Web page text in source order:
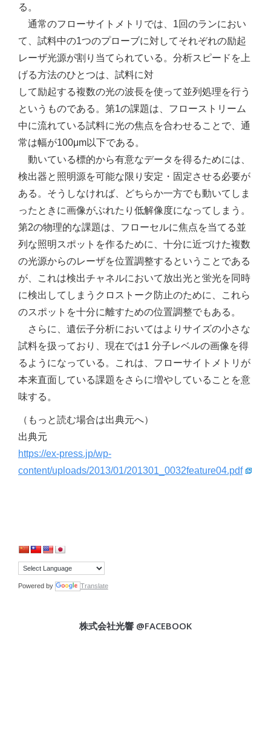
る。
通常のフローサイトメトリでは、1回のランにおい
て、試料中の1つのプローブに対してそれぞれの励起
レーザ光源が割り当てられている。分析スピードを上
げる方法のひとつは、試料に対
して励起する複数の光の波長を使って並列処理を行う
というものである。第1の課題は、フローストリーム
中に流れている試料に光の焦点を合わせることで、通
常は幅が100μm以下である。
動いている標的から有意なデータを得るためには、
検出器と照明源を可能な限り安定・固定させる必要が
ある。そうしなければ、どちらか一方でも動いてしま
ったときに画像がぶれたり低解像度になってしまう。
第2の物理的な課題は、フローセルに焦点を当てる並
列な照明スポットを作るために、十分に近づけた複数
の光源からのレーザを位置調整するということである
が、これは検出チャネルにおいて放出光と蛍光を同時
に検出してしまうクロストーク防止のために、これら
のスポットを十分に離すための位置調整でもある。
さらに、遺伝子分析においてはよりサイズの小さな
試料を扱っており、現在では1 分子レベルの画像を得
るようになっている。これは、フローサイトメトリが
本来直面している課題をさらに増やしていることを意
味する。
（もっと読む場合は出典元へ）
出典元
https://ex-press.jp/wp-
content/uploads/2013/01/201301_0032feature04.pdf
Powered by Translate
株式会社光響 @FACEBOOK